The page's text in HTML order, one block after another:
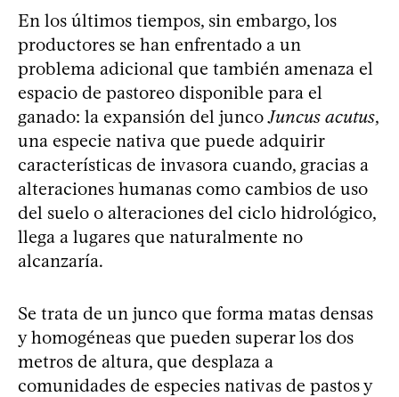
En los últimos tiempos, sin embargo, los
productores se han enfrentado a un
problema adicional que también amenaza el
espacio de pastoreo disponible para el
ganado: la expansión del juncoJuncus acutus,
una especie nativa que puede adquirir
características de invasora cuando, gracias a
alteraciones humanas como cambios de uso
del suelo o alteraciones del ciclo hidrológico,
llega a lugares que naturalmente no
alcanzaría.
Se trata de un junco que forma matas densas
y homogéneas que pueden superar los dos
metros de altura, que desplaza a
comunidades de especies nativas de pastos y